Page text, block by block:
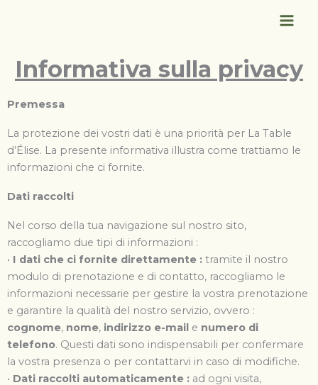
Informativa sulla privacy
Premessa
La protezione dei vostri dati è una priorità per La Table
d’Élise. La presente informativa illustra come trattiamo le
informazioni che ci fornite.
Dati raccolti
Nel corso della tua navigazione sul nostro sito,
raccogliamo due tipi di informazioni :
• I dati che ci fornite direttamente : tramite il nostro
modulo di prenotazione e di contatto, raccogliamo le
informazioni necessarie per gestire la vostra prenotazione
e garantire la qualità del nostro servizio, ovvero :
cognome, nome, indirizzo e-mail e numero di
telefono. Questi dati sono indispensabili per confermare
la vostra presenza o per contattarvi in caso di modifiche.
• Dati raccolti automaticamente : ad ogni visita,